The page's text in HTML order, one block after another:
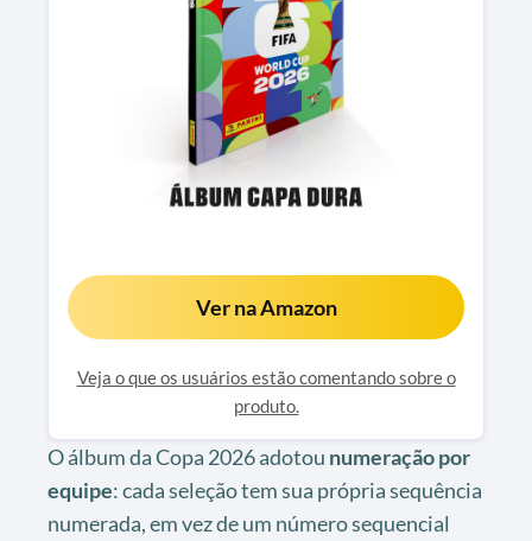
Ver na Amazon
Veja o que os usuários estão comentando sobre o
produto.
O álbum da Copa 2026 adotou numeração por
equipe: cada seleção tem sua própria sequência
numerada, em vez de um número sequencial